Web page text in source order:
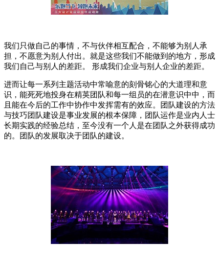
我们只做自己的事情，不与伙伴相互配合，不能够为别人承
担，不愿意为别人付出。就是这些我们不能做到的地方，形成
我们自己与别人的差距。 形成我们企业与别人企业的差距。
进而让每一系列主题活动中常喻意的刻骨铭心的大道理和意
识，能死死地投身在精英团队和每一组员的在潜意识中中，而
且能在今后的工作中协作中发挥需有的效应。团队建设的方法
与技巧团队建设是事业发展的根本保障，团队运作是业内人士
长期实践的经验总结，至今没有一个人是在团队之外获得成功
的。团队的发展取决于团队的建设。